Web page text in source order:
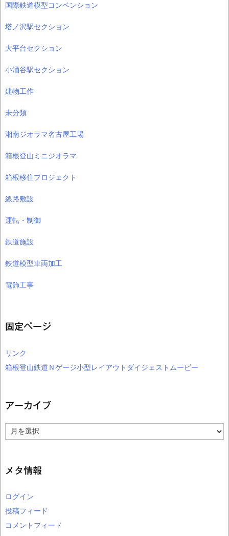
国際鉄道模型コンベンション
塔ノ沢駅セクション
大平台セクション
小涌谷駅セクション
建物工作
未分類
湘南ジオラマ名古屋工場
箱根登山ミニジオラマ
箱根移住プロジェクト
線路敷設
運転・制御
鉄道施設
鉄道模型車両加工
電飾工事
固定ページ
リンク
箱根登山鉄道Ｎゲージ小型レイアウトダイジェストムービー
アーカイブ
ー
ブ
メタ情報
ログイン
投稿フィード
コメントフィード